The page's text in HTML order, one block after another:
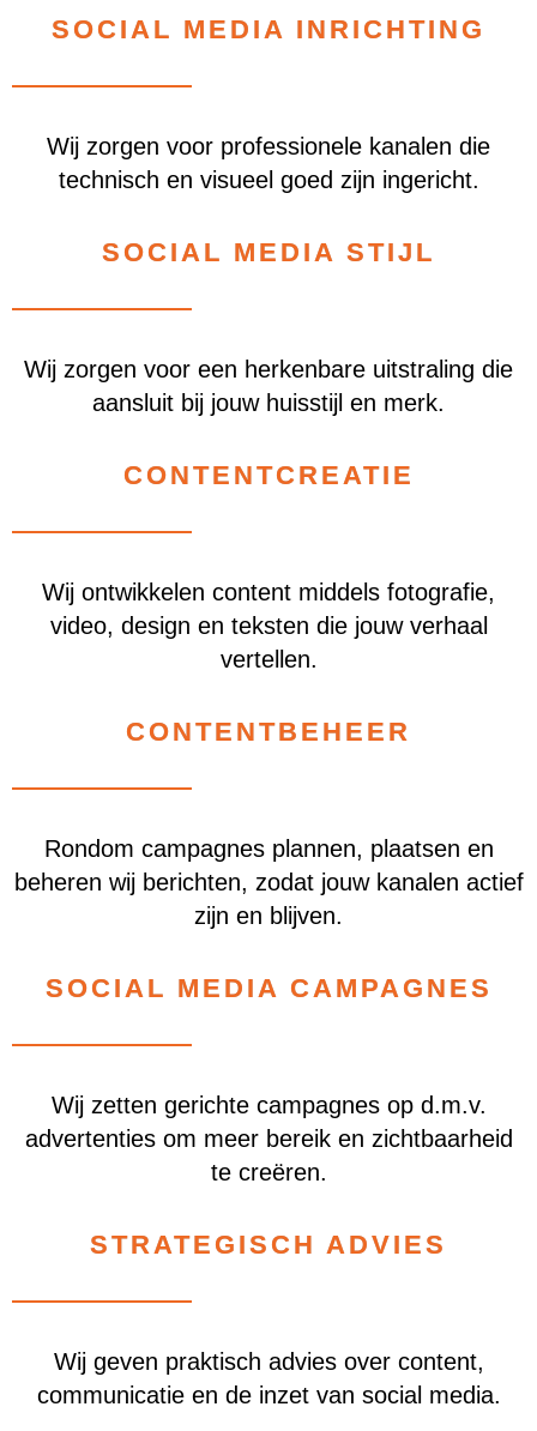
SOCIAL MEDIA INRICHTING
Wij zorgen voor professionele kanalen die
technisch en visueel goed zijn ingericht.
SOCIAL MEDIA STIJL
Wij zorgen voor een herkenbare uitstraling die
aansluit bij jouw huisstijl en merk.
CONTENTCREATIE
Wij ontwikkelen content middels fotografie,
video, design en teksten die jouw verhaal
vertellen.
CONTENTBEHEER
Rondom campagnes plannen, plaatsen en
beheren wij berichten, zodat jouw kanalen actief
zijn en blijven.
SOCIAL MEDIA CAMPAGNES
Wij zetten gerichte campagnes op d.m.v.
advertenties om meer bereik en zichtbaarheid
te creëren.
STRATEGISCH ADVIES
Wij geven praktisch advies over content,
communicatie en de inzet van social media.